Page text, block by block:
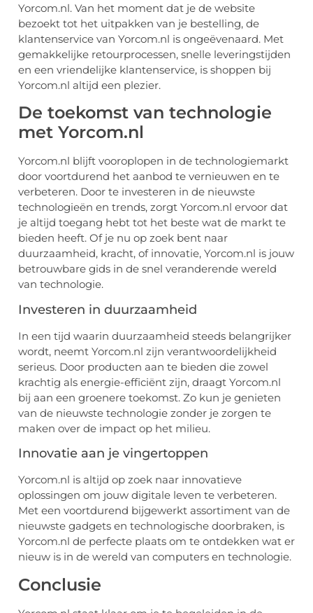
Yorcom.nl. Van het moment dat je de website
bezoekt tot het uitpakken van je bestelling, de
klantenservice van Yorcom.nl is ongeëvenaard. Met
gemakkelijke retourprocessen, snelle leveringstijden
en een vriendelijke klantenservice, is shoppen bij
Yorcom.nl altijd een plezier.
De toekomst van technologie
met Yorcom.nl
Yorcom.nl blijft vooroplopen in de technologiemarkt
door voortdurend het aanbod te vernieuwen en te
verbeteren. Door te investeren in de nieuwste
technologieën en trends, zorgt Yorcom.nl ervoor dat
je altijd toegang hebt tot het beste wat de markt te
bieden heeft. Of je nu op zoek bent naar
duurzaamheid, kracht, of innovatie, Yorcom.nl is jouw
betrouwbare gids in de snel veranderende wereld
van technologie.
Investeren in duurzaamheid
In een tijd waarin duurzaamheid steeds belangrijker
wordt, neemt Yorcom.nl zijn verantwoordelijkheid
serieus. Door producten aan te bieden die zowel
krachtig als energie-efficiënt zijn, draagt Yorcom.nl
bij aan een groenere toekomst. Zo kun je genieten
van de nieuwste technologie zonder je zorgen te
maken over de impact op het milieu.
Innovatie aan je vingertoppen
Yorcom.nl is altijd op zoek naar innovatieve
oplossingen om jouw digitale leven te verbeteren.
Met een voortdurend bijgewerkt assortiment van de
nieuwste gadgets en technologische doorbraken, is
Yorcom.nl de perfecte plaats om te ontdekken wat er
nieuw is in de wereld van computers en technologie.
Conclusie